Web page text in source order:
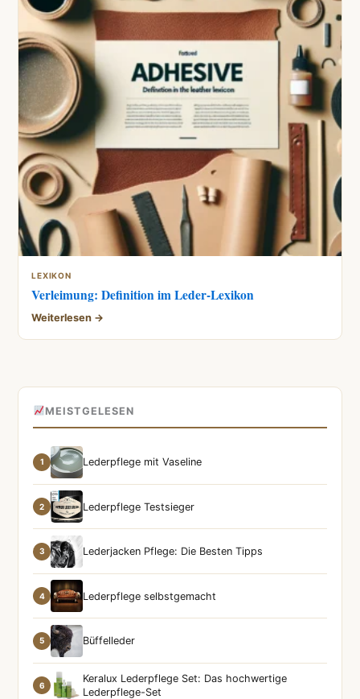
LEXIKON
Verleimung: Definition im Leder-Lexikon
Weiterlesen →
MEISTGELESEN
1 Lederpflege mit Vaseline
2 Lederpflege Testsieger
3 Lederjacken Pflege: Die Besten Tipps
4 Lederpflege selbstgemacht
5 Büffelleder
6
Keralux Lederpflege Set: Das hochwertige
Lederpflege-Set